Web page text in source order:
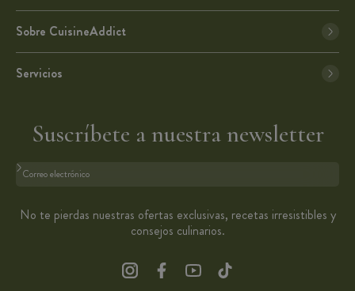
Sobre CuisineAddict
Servicios
Suscríbete a nuestra newsletter
Formato: dirección@email.com
No te pierdas nuestras ofertas exclusivas, recetas irresistibles y
consejos culinarios.